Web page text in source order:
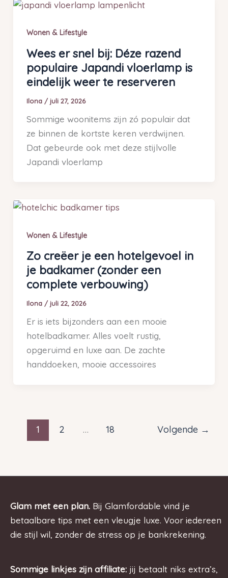
Wonen & Lifestyle
Wees er snel bij: Déze razend
populaire Japandi vloerlamp is
eindelijk weer te reserveren
Ilona / juli 27, 2026
Sommige woonitems zijn zó populair dat
ze binnen de kortste keren verdwijnen.
Dat gebeurde ook met deze stijlvolle
Japandi vloerlamp
Wonen & Lifestyle
Zo creëer je een hotelgevoel in
je badkamer (zonder een
complete verbouwing)
Ilona / juli 22, 2026
Er is iets bijzonders aan een mooie
hotelbadkamer. Alles voelt rustig,
opgeruimd en luxe aan. De zachte
handdoeken, mooie accessoires
1 2 … 18 Volgende →
Glam met een plan. Bij Glamfordable vind je
betaalbare tips met een vleugje luxe. Voor iedereen
die stijl wil, zonder de stress op je bankrekening.
Sommige linkjes zijn affiliate: jij betaalt niks extra’s,